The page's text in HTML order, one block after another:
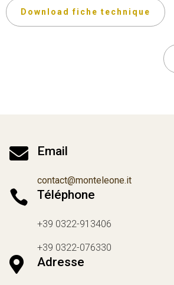
Download fiche technique
 Email
contact@monteleone.it
 Téléphone
+39 0322-913406
+39 0322-076330
 Adresse